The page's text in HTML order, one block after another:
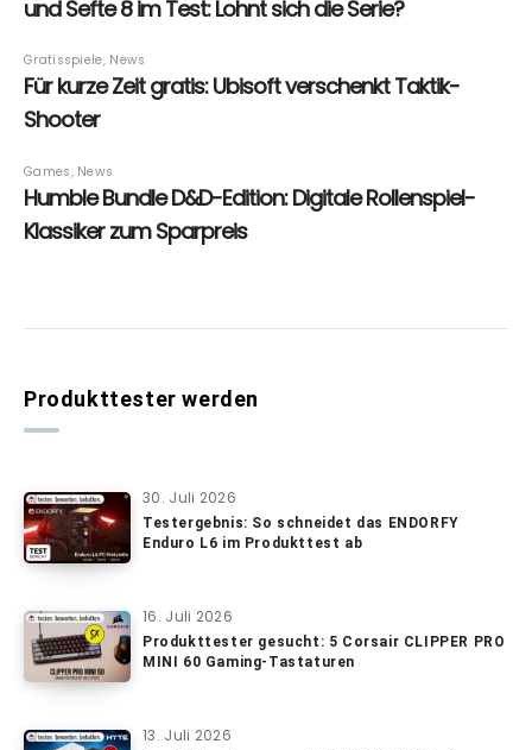
Produkttester werden
30. Juli 2026
Testergebnis: So schneidet das ENDORFY
Enduro L6 im Produkttest ab
16. Juli 2026
Produkttester gesucht: 5 Corsair CLIPPER PRO
MINI 60 Gaming-Tastaturen
13. Juli 2026